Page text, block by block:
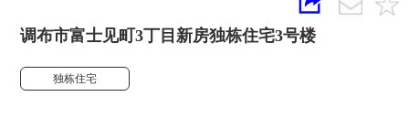
调布市富士见町3丁目新房独栋住宅3号楼
独栋住宅